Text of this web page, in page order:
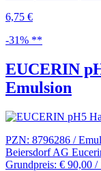
6,75 €
-31% **
EUCERIN
Emulsion
PZN: 8796286 /
Beiersdorf AG
Grundpreis: € 90,00 /